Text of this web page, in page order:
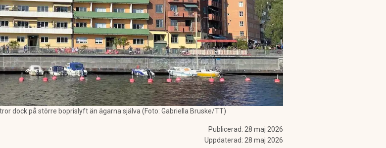
dock på större boprislyft än ägarna själva (Foto: Gabriella Bruske/TT)
Publicerad: 28 maj 2026
Uppdaterad: 28 maj 2026